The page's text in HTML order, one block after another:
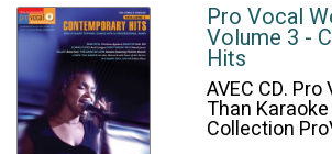
Pro Vocal
Volume 3 -
Hits
AVEC CD.
Than Karaoke
Collection